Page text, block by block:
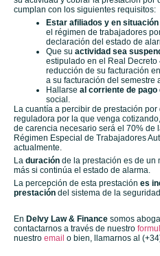
cumplan con los siguientes requisitos:
Estar afiliados y en
el régimen de trabajadores
declaración del estado de
Que su actividad sea
estipulado en el Real
reducción de su facturación
a su facturación del semestre
Hallarse al corriente de pago
social.
La cuantía a percibir de prestación
reguladora por la que venga
de carencia necesario será el 70% de
Régimen Especial de Trabajadores
actualmente.
La duración de la prestación es de un
más si continúa el estado de alarma.
La percepción de esta prestación es
prestación del sistema de la
En Delvy Law & Finance somos
contactarnos a través de nuestro
nuestro email o bien, llamarnos al